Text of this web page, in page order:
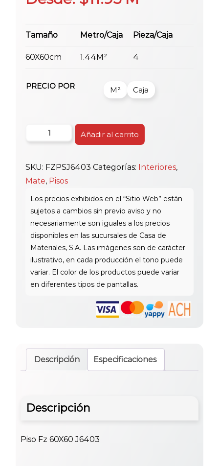
Tamaño Metro/Caja Pieza/Caja
60X60cm 1.44M² 4
PRECIO POR M² Caja
Fz
J6403
cantidad
Añadir al carrito
SKU: FZPSJ6403 Categorías: Interiores,
Mate, Pisos
Descripción Especificaciones
Descripción
Piso Fz 60X60 J6403